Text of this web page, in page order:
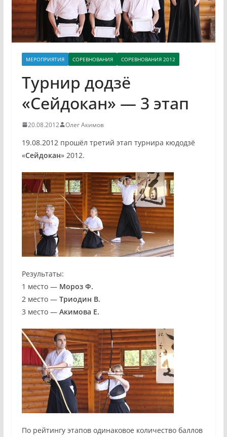
МЕРОПРИЯТИЯ СОРЕВНОВАНИЯ СОРЕВНОВАНИЯ 2012
Турнир додзё
«Сейдокан» — 3 этап
20.08.2012 Олег Акимов
19.08.2012 прошёл третий этап турнира кюдодзё
«Сейдокан» 2012.
Результаты:
1 место — Мороз Ф.
2 место — Триодин В.
3 место — Акимова Е.
По рейтингу этапов одинаковое количество баллов